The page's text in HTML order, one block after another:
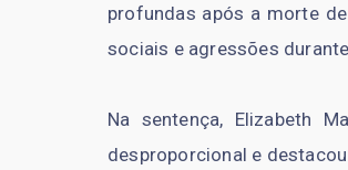
profundas após a morte
sociais e agressões
Na sentença, Elizabeth
desproporcional e